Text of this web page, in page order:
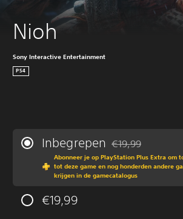
Nioh
Sony Interactive Entertainment
PS4
Inbegrepen Korting ten
€19,99
Abonneer je op PlayStation Plus Extra om
tot deze game en nog honderden andere
krijgen in de gamecatalogus
€19,99